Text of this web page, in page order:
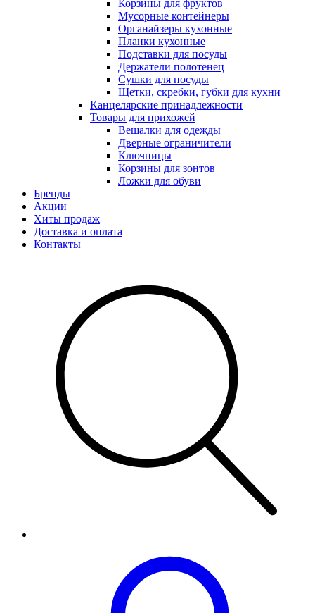
Корзины для фруктов
Мусорные контейнеры
Органайзеры кухонные
Планки кухонные
Подставки для посуды
Держатели полотенец
Сушки для посуды
Щетки, скребки, губки для кухни
Канцелярские принадлежности
Товары для прихожей
Вешалки для одежды
Дверные ограничители
Ключницы
Корзины для зонтов
Ложки для обуви
Бренды
Акции
Хиты продаж
Доставка и оплата
Контакты